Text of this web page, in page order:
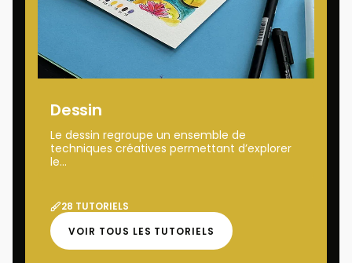
Dessin
Le dessin regroupe un ensemble de
techniques créatives permettant d’explorer
le...
28 TUTORIELS
VOIR TOUS LES TUTORIELS